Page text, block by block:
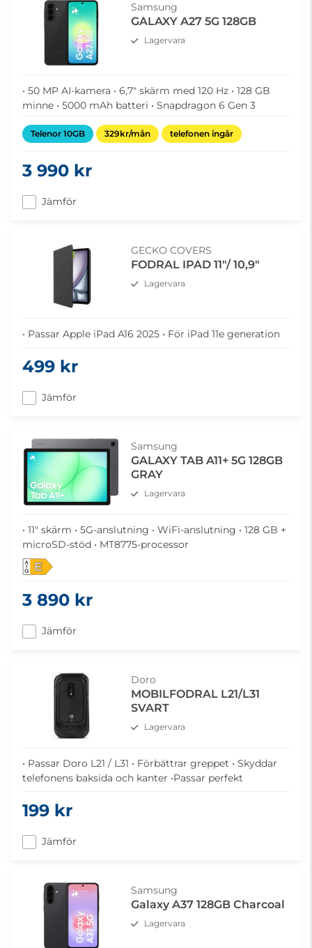
Samsung
GALAXY A27 5G 128GB
Lagervara
• 50 MP AI-kamera • 6,7" skärm med 120 Hz • 128 GB
minne • 5000 mAh batteri • Snapdragon 6 Gen 3
Telenor 10GB 329kr/mån telefonen ingår
3 990 kr
Jämför
GECKO COVERS
FODRAL IPAD 11"/ 10,9"
Lagervara
• Passar Apple iPad A16 2025 • För iPad 11e generation
499 kr
Jämför
Samsung
GALAXY TAB A11+ 5G 128GB
GRAY
Lagervara
• 11" skärm • 5G-anslutning • WiFi-anslutning • 128 GB +
microSD-stöd • MT8775-processor
E
3 890 kr
Jämför
Doro
MOBILFODRAL L21/L31
SVART
Lagervara
• Passar Doro L21 / L31 • Förbättrar greppet • Skyddar
telefonens baksida och kanter •Passar perfekt
199 kr
Jämför
Samsung
Galaxy A37 128GB Charcoal
Lagervara